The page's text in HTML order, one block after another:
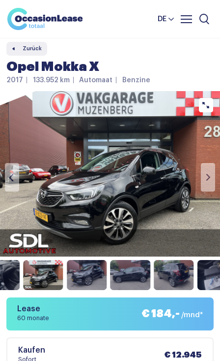
DE
Unternehmer
Nachrichten und tipps
Häufig gestellte Fragen
Komparator
Zurück
Opel Mokka X
2017 133.952 km Automaat Benzine
Lease
60 monate € 184,- /mnd*
Kaufen
Sofort
€ 12.945